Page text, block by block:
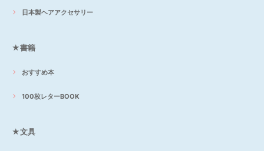
日本製ヘアアクセサリー
★書籍
おすすめ本
100枚レターBOOK
★文具